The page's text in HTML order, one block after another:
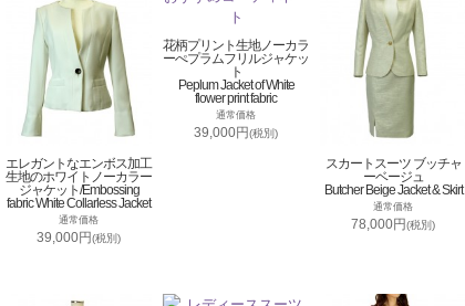
エレガントなエンボス加工
生地のホワイトノーカラー
ジャケット/Embossing
fabric White Collarless Jacket
通常価格
39,000円(税別)
花柄プリント生地ノーカラ
ーぺプラムフリルジャケッ
ト
Peplum Jacket of White
flower print fabric
通常価格
39,000円(税別)
スカートスーツ ブッチャ
ーベージュ
Butcher Beige Jacket & Skirt
通常価格
78,000円(税別)